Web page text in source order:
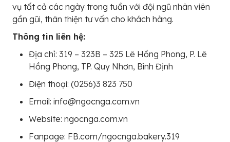
vụ tất cả các ngày trong tuần với đội ngũ nhân viên
gần gũi, thân thiện tư vấn cho khách hàng.
Thông tin liên hệ:
Địa chỉ: 319 – 323B – 325 Lê Hồng Phong, P. Lê
Hồng Phong, TP. Quy Nhơn, Bình Định
Điện thoại: (0256)3 823 750
Email: info@ngocnga.com.vn
Website: ngocnga.com.vn
Fanpage: FB.com/ngocnga.bakery.319